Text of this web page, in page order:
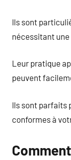
Ils sont
nécessitant
Leur pratique
peuvent
Ils sont parfaits
conformes à